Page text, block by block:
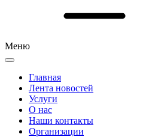
Меню
Главная
Лента новостей
Услуги
О нас
Наши контакты
Организации